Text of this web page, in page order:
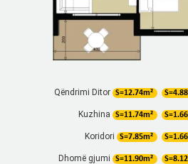
Qëndrimi Ditor S=12.74m²
Kuzhina S=11.74m²
Koridori S=7.85m²
Dhomë gjumi S=11.90m²